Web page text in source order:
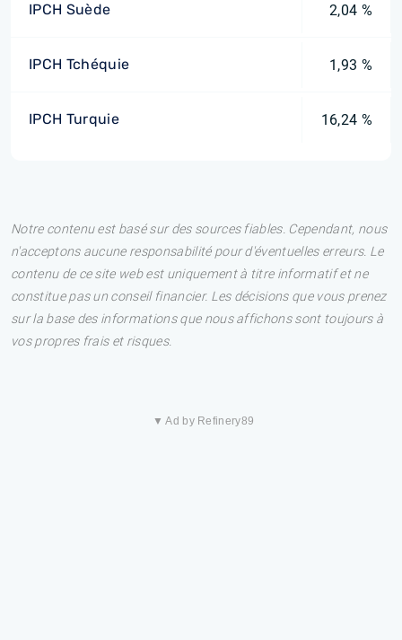
IPCH Suède 2,04 %
IPCH Tchéquie 1,93 %
IPCH Turquie 16,24 %
Notre contenu est basé sur des sources fiables. Cependant, nous
n'acceptons aucune responsabilité pour d'éventuelles erreurs. Le
contenu de ce site web est uniquement à titre informatif et ne
constitue pas un conseil financier. Les décisions que vous prenez
sur la base des informations que nous affichons sont toujours à
vos propres frais et risques.
▼ Ad by Refinery89